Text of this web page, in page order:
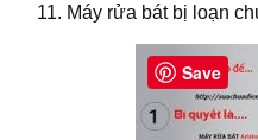
Máy rửa bát bị loạn
Save